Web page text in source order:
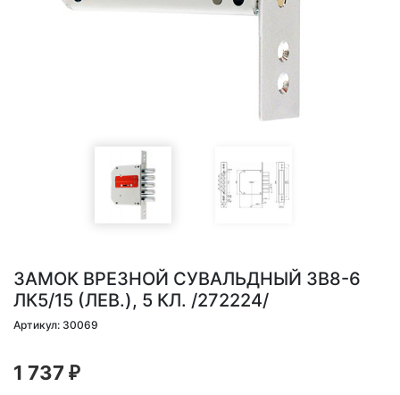
ЗАМОК ВРЕЗНОЙ СУВАЛЬДНЫЙ ЗВ8-6
ЛК5/15 (ЛЕВ.), 5 КЛ. /272224/
Артикул: 30069
1 737 ₽